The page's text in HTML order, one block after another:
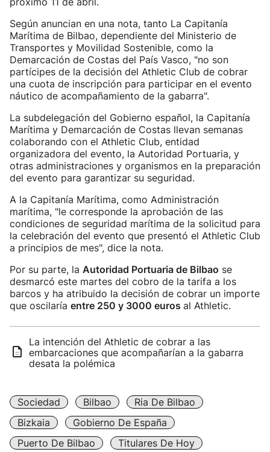
Según anuncian en una nota, tanto La Capitanía
Marítima de Bilbao, dependiente del Ministerio de
Transportes y Movilidad Sostenible, como la
Demarcación de Costas del País Vasco, "no son
partícipes de la decisión del Athletic Club de cobrar
una cuota de inscripción para participar en el evento
náutico de acompañamiento de la gabarra".
La subdelegación del Gobierno español, la Capitanía
Marítima y Demarcación de Costas llevan semanas
colaborando con el Athletic Club, entidad
organizadora del evento, la Autoridad Portuaria, y
otras administraciones y organismos en la preparación
del evento para garantizar su seguridad.
A la Capitanía Marítima, como Administración
marítima, "le corresponde la aprobación de las
condiciones de seguridad marítima de la solicitud para
la celebración del evento que presentó el Athletic Club
a principios de mes", dice la nota.
Por su parte, la Autoridad Portuaria de Bilbao se
desmarcó este martes del cobro de la tarifa a los
barcos y ha atribuido la decisión de cobrar un importe
que oscilaría entre 250 y 3000 euros al Athletic.
La intención del Athletic de cobrar a las
embarcaciones que acompañarían a la gabarra
desata la polémica
Sociedad Bilbao
Ria De Bilbao
Bizkaia
Gobierno De España
Puerto De Bilbao
Titulares De Hoy